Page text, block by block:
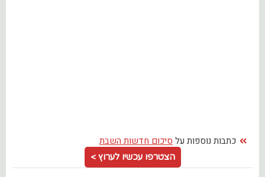
כתבות נוספות על סיכום חדשות השבת
הצטרפו עכשיו לערוץ >